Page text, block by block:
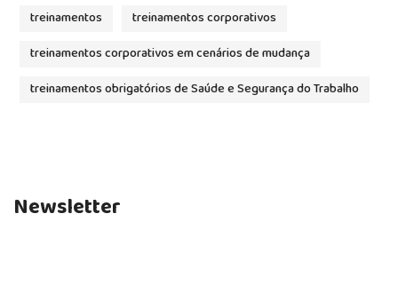
treinamentos
treinamentos corporativos
treinamentos corporativos em cenários de mudança
treinamentos obrigatórios de Saúde e Segurança do Trabalho
Newsletter